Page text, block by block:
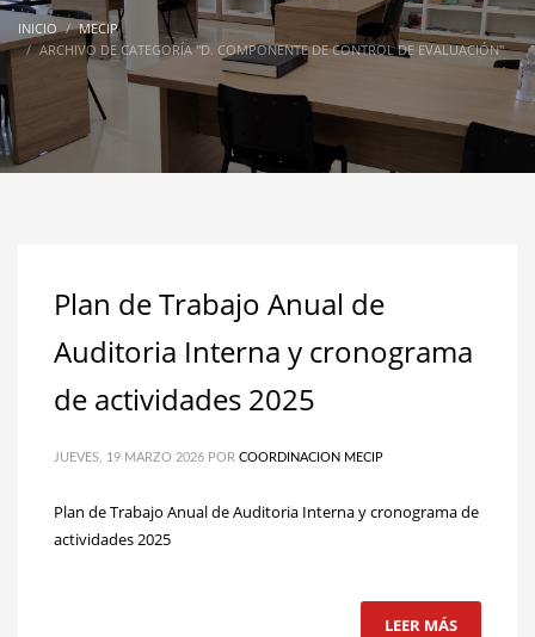
INICIO
MECIP
ARCHIVO DE CATEGORÍA "D. COMPONENTE DE CONTROL DE EVALUACIÓN"
Plan de Trabajo Anual de
Auditoria Interna y cronograma
de actividades 2025
JUEVES, 19 MARZO 2026 POR COORDINACION MECIP
Plan de Trabajo Anual de Auditoria Interna y cronograma de
actividades 2025
LEER MÁS